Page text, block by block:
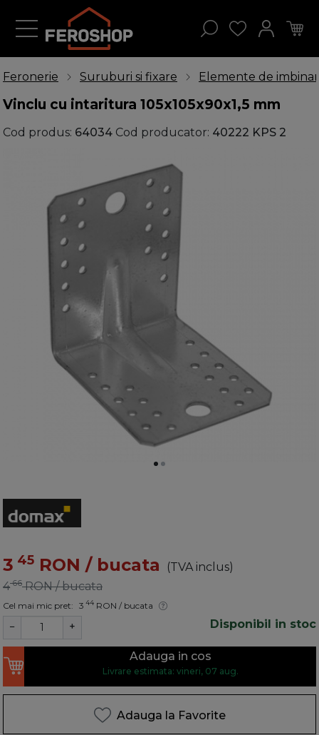
Feronerie Suruburi si fixare Elemente de
Vinclu cu intaritura 105x105x90x1,5 mm
Cod produs: 64034 Cod producator: 40222 KPS 2
3 45 RON / bucata
(TVA inclus)
466 RON / bucata
Cel mai mic pret: 3 44 RON / bucata
Disponibil in stoc
− +
Adauga in cos
Livrare estimata: vineri, 07 aug.
Adauga la Favorite